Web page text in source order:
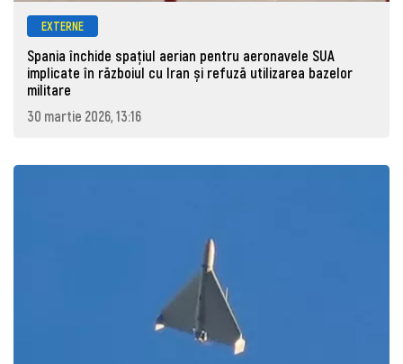
EXTERNE
Spania închide spațiul aerian pentru aeronavele SUA
implicate în războiul cu Iran și refuză utilizarea bazelor
militare
30 martie 2026, 13:16